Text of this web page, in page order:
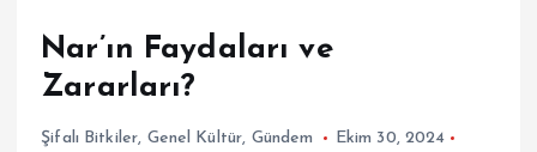
Nar’ın Faydaları ve
Zararları?
Şifalı Bitkiler, Genel Kültür, Gündem
Ekim 30, 2024